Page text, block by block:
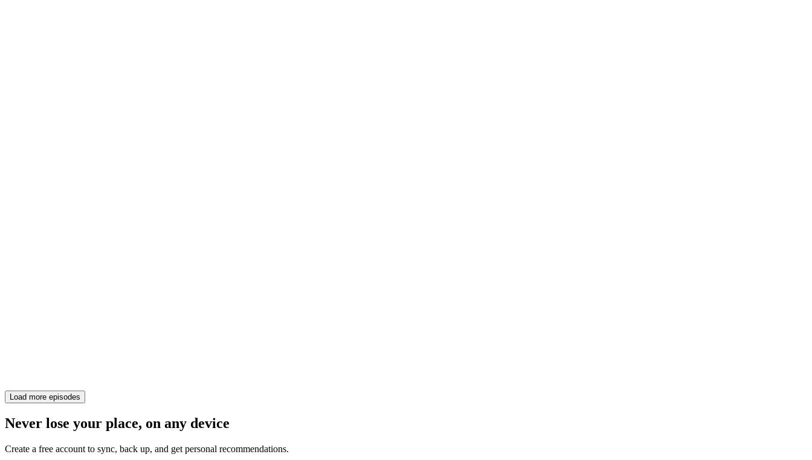
Load more episodes
Never lose your place, on any device
Create a free account to sync, back up, and get personal recommendations.